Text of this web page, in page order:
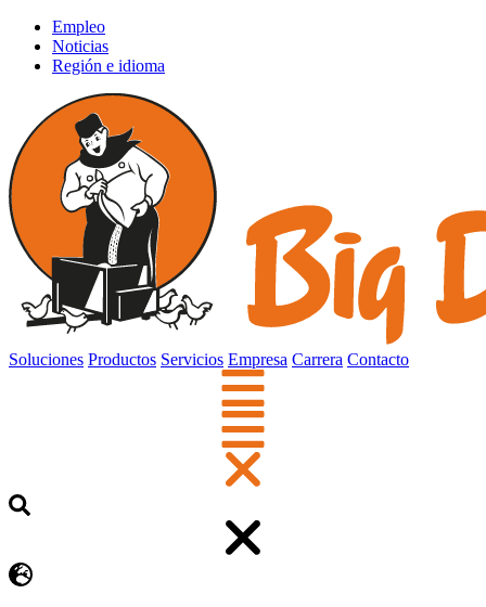
Empleo
Noticias
Región e idioma
Soluciones Productos Servicios Empresa Carrera Contacto